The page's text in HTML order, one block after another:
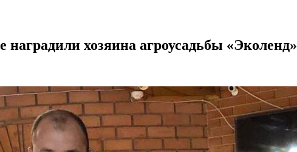
хозяина агроусадьбы «Эколенд»